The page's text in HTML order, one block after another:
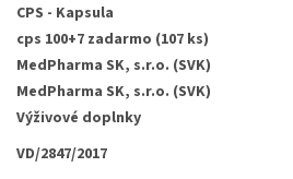
CPS - Kapsula
cps 100+7 zadarmo (107 ks)
MedPharma SK, s.r.o. (SVK)
MedPharma SK, s.r.o. (SVK)
Výživové doplnky
VD/2847/2017